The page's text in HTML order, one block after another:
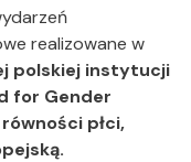
realizowane w
polskiej instytucji
for Gender
płci,